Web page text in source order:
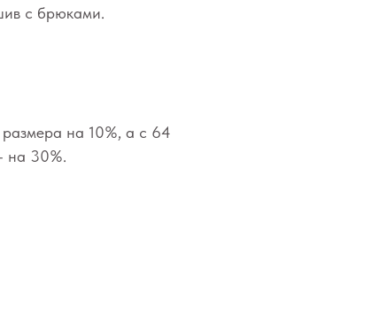
с брюками.
размера на 10%, а с 64
на 30%.